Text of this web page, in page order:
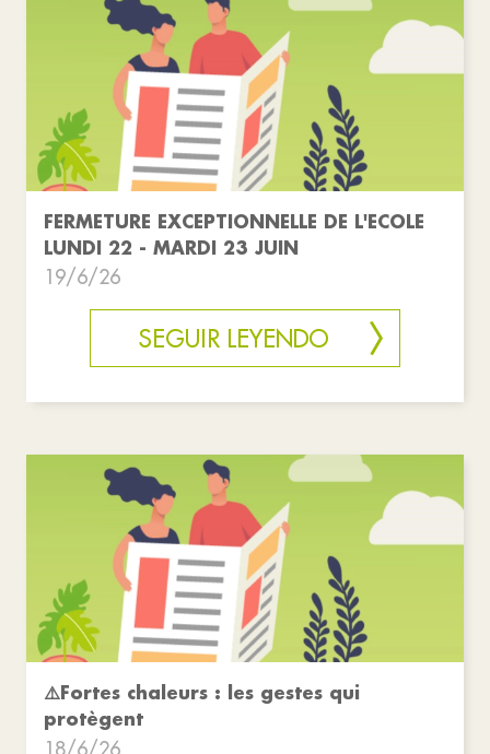
FERMETURE EXCEPTIONNELLE DE L'ECOLE
LUNDI 22 - MARDI 23 JUIN
19/6/26
SEGUIR LEYENDO
⚠️Fortes chaleurs : les gestes qui
protègent
18/6/26